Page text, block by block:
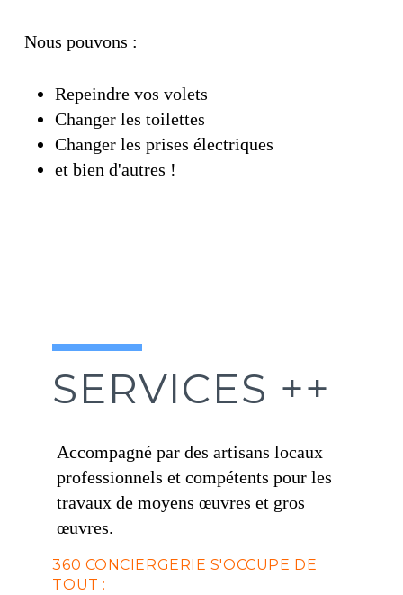
Nous pouvons :
Repeindre vos volets
Changer les toilettes
Changer les prises électriques
et bien d'autres !
SERVICES ++
Accompagné par des artisans locaux
professionnels et compétents pour les
travaux de moyens œuvres et gros
œuvres.
360 CONCIERGERIE S'OCCUPE DE
TOUT :